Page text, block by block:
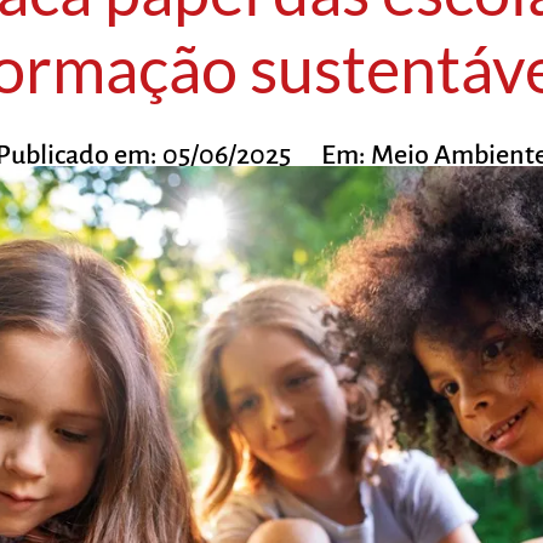
em: 05/06/2025 Em: Meio